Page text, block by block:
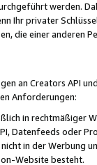
werden.
Ihr privater
die einer anderen
an Creators API
Anforderungen:
in rechtmäßiger
Datenfeeds oder
in der Werbung
Website besteht.